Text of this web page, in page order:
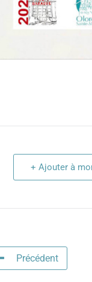
+ Ajouter à
Précédent